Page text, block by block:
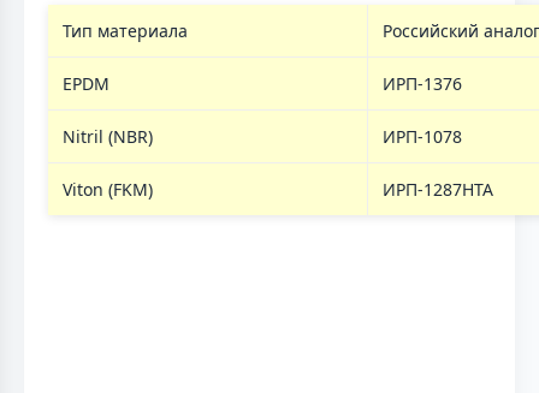
Тип материала Российский аналог
EPDM ИРП-1376
Nitril (NBR) ИРП-1078
Viton (FKM) ИРП-1287НТА